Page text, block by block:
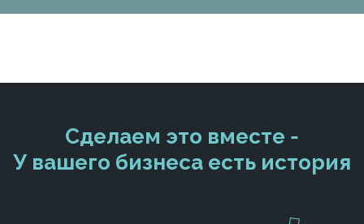
Сделаем это вместе -
У вашего бизнеса есть история